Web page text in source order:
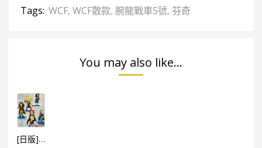
Tags: WCF, WCF散款, 腕龍戰車5號, 芬奇
You may also like...
[日版]海賊王WCF -FILM RED- VOL.3（5個SET）（日）